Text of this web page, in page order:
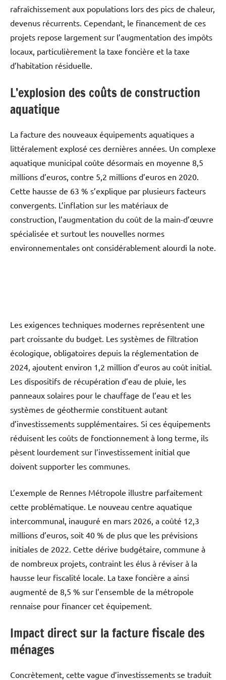
rafraîchissement aux populations lors des pics de chaleur,
devenus récurrents. Cependant, le financement de ces
projets repose largement sur l’augmentation des impôts
locaux, particulièrement la taxe foncière et la taxe
d’habitation résiduelle.
L’explosion des coûts de construction
aquatique
La facture des nouveaux équipements aquatiques a
littéralement explosé ces dernières années. Un complexe
aquatique municipal coûte désormais en moyenne 8,5
millions d’euros, contre 5,2 millions d’euros en 2020.
Cette hausse de 63 % s’explique par plusieurs facteurs
convergents. L’inflation sur les matériaux de
construction, l’augmentation du coût de la main-d’œuvre
spécialisée et surtout les nouvelles normes
environnementales ont considérablement alourdi la note.
Les exigences techniques modernes représentent une
part croissante du budget. Les systèmes de filtration
écologique, obligatoires depuis la réglementation de
2024, ajoutent environ 1,2 million d’euros au coût initial.
Les dispositifs de récupération d’eau de pluie, les
panneaux solaires pour le chauffage de l’eau et les
systèmes de géothermie constituent autant
d’investissements supplémentaires. Si ces équipements
réduisent les coûts de fonctionnement à long terme, ils
pèsent lourdement sur l’investissement initial que
doivent supporter les communes.
L’exemple de Rennes Métropole illustre parfaitement
cette problématique. Le nouveau centre aquatique
intercommunal, inauguré en mars 2026, a coûté 12,3
millions d’euros, soit 40 % de plus que les prévisions
initiales de 2022. Cette dérive budgétaire, commune à
de nombreux projets, contraint les élus à réviser à la
hausse leur fiscalité locale. La taxe foncière a ainsi
augmenté de 8,5 % sur l’ensemble de la métropole
rennaise pour financer cet équipement.
Impact direct sur la facture fiscale des
ménages
Concrètement, cette vague d’investissements se traduit